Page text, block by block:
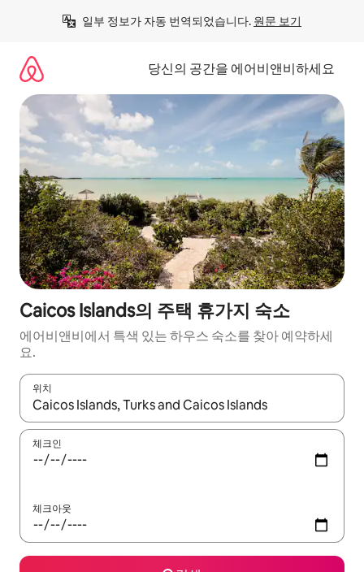
일부 정보가 자동 번역되었습니다. 원문 보기
당신의 공간을 에어비앤비하세요
Caicos Islands의 주택 휴가지 숙소
에어비앤비에서 특색 있는 하우스 숙소를 찾아 예약하세
요.
위치
결과가 나오면 위·아래 화살표 키를 사용하거나 터치 또는 스와이
체크인
체크아웃